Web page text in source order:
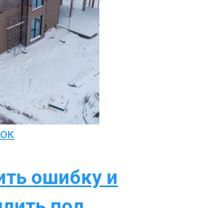
ошибку и